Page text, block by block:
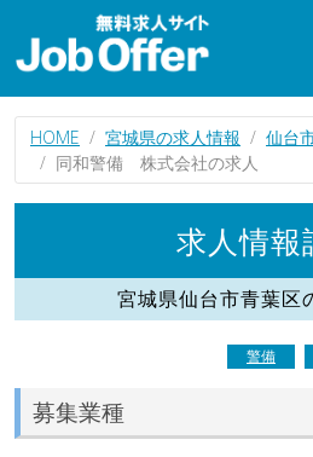
HOME 宮城県の求人情報
仙台
同和警備 株式会社の求人
求人情報
宮城県仙台市青葉区
警備
募集業種